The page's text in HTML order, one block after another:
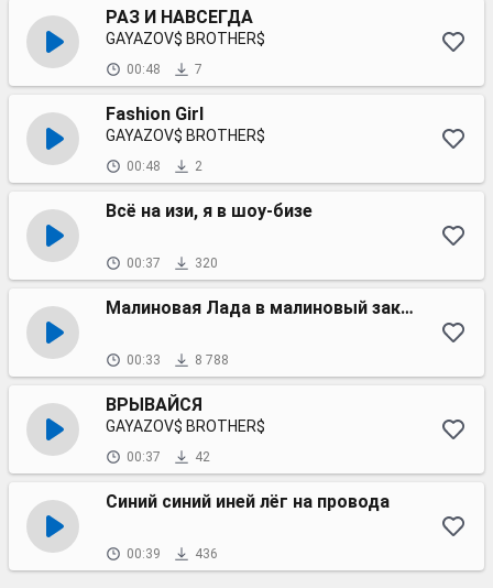
РАЗ И НАВСЕГДА
GAYAZOV$ BROTHER$
00:48 7
Fashion Girl
GAYAZOV$ BROTHER$
00:48 2
Всё на изи, я в шоу-бизе
00:37 320
Малиновая Лада в малиновый закат
00:33 8 788
ВРЫВАЙСЯ
GAYAZOV$ BROTHER$
00:37 42
Синий синий иней лёг на провода
00:39 436